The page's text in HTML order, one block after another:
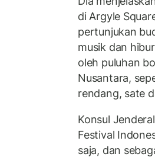
di Argyle
pertunjukan
musik dan
oleh puluhan
Nusantara,
rendang, sate
Konsul
Festival
saja, dan